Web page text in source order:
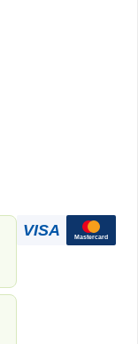
VISA Mastercard